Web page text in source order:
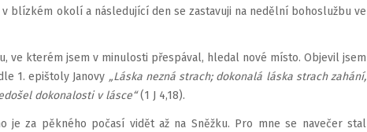
blízkém okolí a následující den se zastavuji na nedělní bohoslužbu ve
ve kterém jsem v minulosti přespával, hledal nové místo. Objevil jsem
1. epištoly Janovy „Láska nezná strach; dokonalá láska strach zahání,
dokonalosti v lásce“(1 J 4,18).
je za pěkného počasí vidět až na Sněžku. Pro mne se navečer stal